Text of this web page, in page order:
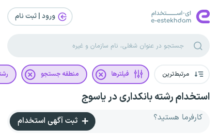
ورود | ثبت‌ نام
مرتبط‌ترین فیلترها منطقه جستجو
استخدام رشته بانکداری در یاسوج
کارفرما هستید؟ ثبت آگهی استخدام